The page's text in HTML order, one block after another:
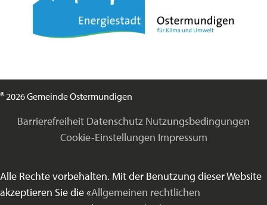
© 2026 Gemeinde Ostermundigen
Barrierefreiheit Datenschutz Nutzungsbedingungen
Cookie-Einstellungen Impressum
Alle Rechte vorbehalten. Mit der Benutzung dieser Website
akzeptieren Sie die «Allgemeinen rechtlichen